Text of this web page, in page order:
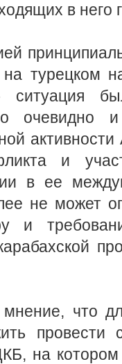
в него
турецком
и
в ее
не может
и
что
провести
на